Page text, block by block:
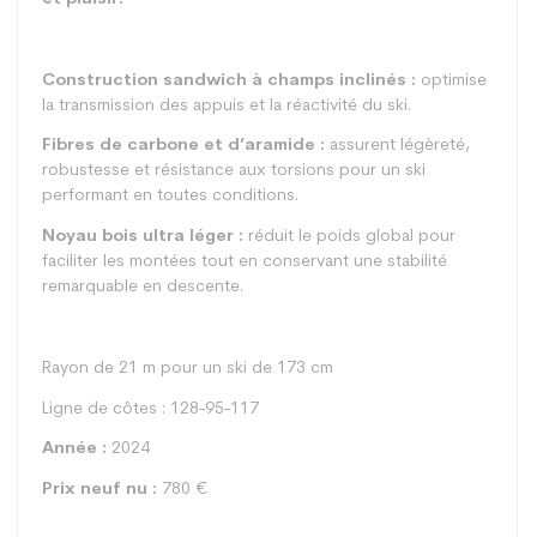
Construction sandwich à champs inclinés : optimise
la transmission des appuis et la réactivité du ski.
Fibres de carbone et d’aramide : assurent légèreté,
robustesse et résistance aux torsions pour un ski
performant en toutes conditions.
Noyau bois ultra léger : réduit le poids global pour
faciliter les montées tout en conservant une stabilité
remarquable en descente.
Rayon de 21 m pour un ski de 173 cm
Ligne de côtes : 128-95-117
Année : 2024
Prix neuf nu : 780 €